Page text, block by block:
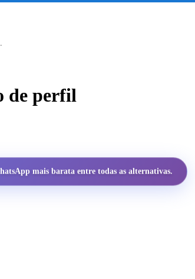
de perfil
mais barata entre todas as alternativas.